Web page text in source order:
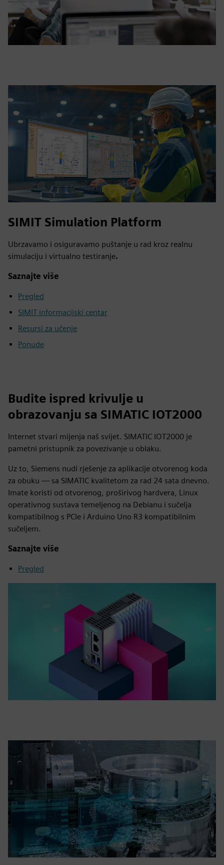
SIMIT Simulation Platform
Ubrzavamo i osiguravamo puštanje u rad kroz realnu
simulaciju i virtualno testiranje.
Saznajte više
Pregled
SIMIT informacijski centar
Resursi za učenje
Ponude
Budite ispred krivulje u
obrazovanju sa SIMATIC IOT2000
Internet stvari mijenja naš svijet. SIMATIC IOT2000 je
pametni pristupnik za povezivanje u oblaku.
Uz to, Siemens nudi rješenje za aplikacije otvorenog koda
za obuku — sa SIMATIC kvalitetom za rad 24 sata dnevno.
Imate koristi od otvorenog, proširivog hardvera, Linux
operativnog sustava temeljenog na Debianu i sučelja
kompatibilnog s PCIe i Arduino Uno R3 kompatibilnim
sučeljem.
Saznajte više
Pregled